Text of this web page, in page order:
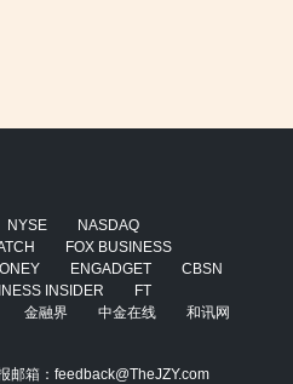
NYSE
NASDAQ
FOX BUSINESS
ENGADGET
CBSN
INSIDER
FT
金融界 中金在线
和讯网
邮箱：feedback@TheJZY.com